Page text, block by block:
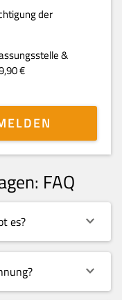
der
&
€
FAQ
es?